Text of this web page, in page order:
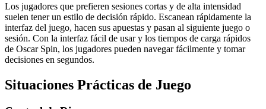
Los jugadores que prefieren sesiones cortas y de alta intensidad
suelen tener un estilo de decisión rápido. Escanean rápidamente la
interfaz del juego, hacen sus apuestas y pasan al siguiente juego o
sesión. Con la interfaz fácil de usar y los tiempos de carga rápidos
de Oscar Spin, los jugadores pueden navegar fácilmente y tomar
decisiones en segundos.
Situaciones Prácticas de Juego